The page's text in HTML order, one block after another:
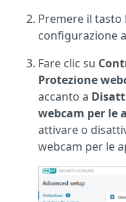
Premere il tasto
configurazione
Fare clic su
Protezione
accanto a
webcam per le
attivare o
webcam per le